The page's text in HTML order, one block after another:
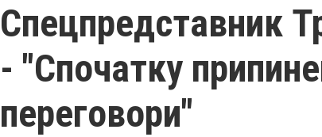
Спецпредставник
- "Спочатку
переговори"